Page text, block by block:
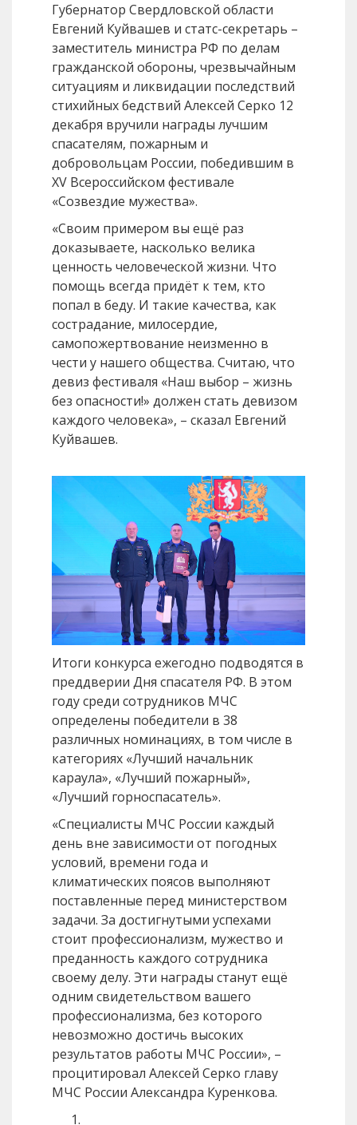
Губернатор Свердловской области
Евгений Куйвашев и статс-секретарь –
заместитель министра РФ по делам
гражданской обороны, чрезвычайным
ситуациям и ликвидации последствий
стихийных бедствий Алексей Серко 12
декабря вручили награды лучшим
спасателям, пожарным и
добровольцам России, победившим в
XV Всероссийском фестивале
«Созвездие мужества».
«Своим примером вы ещё раз
доказываете, насколько велика
ценность человеческой жизни. Что
помощь всегда придёт к тем, кто
попал в беду. И такие качества, как
сострадание, милосердие,
самопожертвование неизменно в
чести у нашего общества. Считаю, что
девиз фестиваля «Наш выбор – жизнь
без опасности!» должен стать девизом
каждого человека», – сказал Евгений
Куйвашев.
Итоги конкурса ежегодно подводятся в
преддверии Дня спасателя РФ. В этом
году среди сотрудников МЧС
определены победители в 38
различных номинациях, в том числе в
категориях «Лучший начальник
караула», «Лучший пожарный»,
«Лучший горноспасатель».
«Специалисты МЧС России каждый
день вне зависимости от погодных
условий, времени года и
климатических поясов выполняют
поставленные перед министерством
задачи. За достигнутыми успехами
стоит профессионализм, мужество и
преданность каждого сотрудника
своему делу. Эти награды станут ещё
одним свидетельством вашего
профессионализма, без которого
невозможно достичь высоких
результатов работы МЧС России», –
процитировал Алексей Серко главу
МЧС России Александра Куренкова.